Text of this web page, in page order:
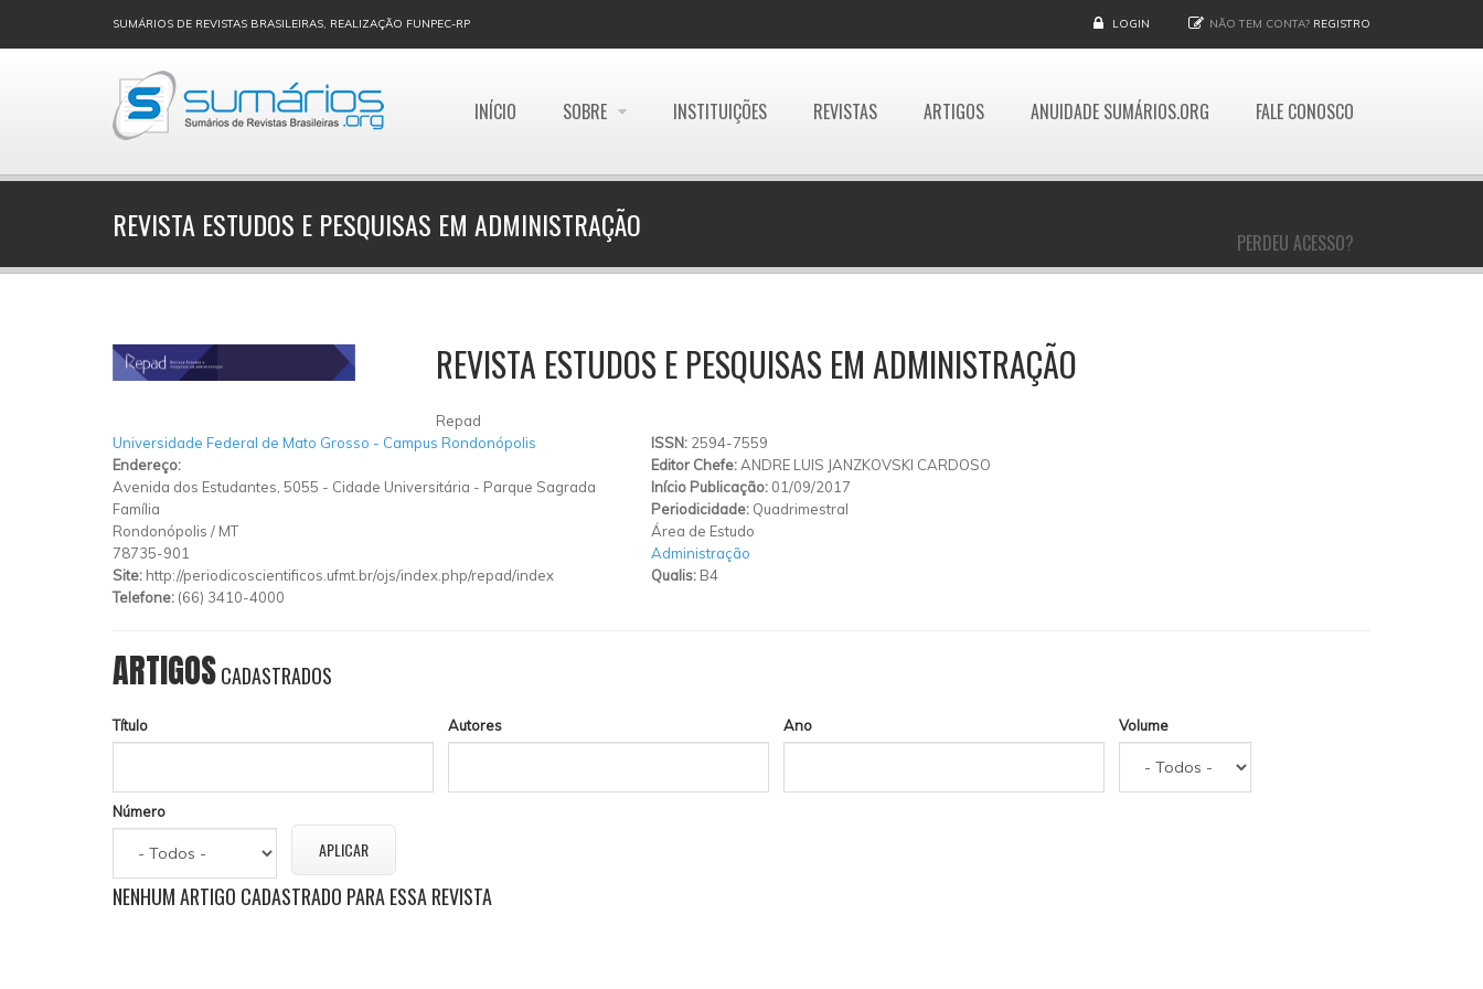
SUMÁRIOS DE REVISTAS BRASILEIRAS, REALIZAÇÃO FUNPEC-RP LOGIN NÃO TEM CONTA? REGISTRO
INÍCIO SOBRE INSTITUIÇÕES REVISTAS ARTIGOS ANUIDADE SUMÁRIOS.ORG FALE CONOSCO
PERDEU ACESSO?
REVISTA ESTUDOS E PESQUISAS EM ADMINISTRAÇÃO
REVISTA ESTUDOS E PESQUISAS EM ADMINISTRAÇÃO
Repad
Universidade Federal de Mato Grosso - Campus Rondonópolis
Endereço:
Avenida dos Estudantes, 5055 - Cidade Universitária - Parque Sagrada
Família
Rondonópolis / MT
78735-901
Site: http://periodicoscientificos.ufmt.br/ojs/index.php/repad/index
Telefone: (66) 3410-4000
ISSN: 2594-7559
Editor Chefe:ANDRE LUIS JANZKOVSKI CARDOSO
Início Publicação: 01/09/2017
Periodicidade: Quadrimestral
Área de Estudo
Administração
Qualis: B4
ARTIGOSCADASTRADOS
Título Autores Ano Volume
Número
NENHUM ARTIGO CADASTRADO PARA ESSA REVISTA